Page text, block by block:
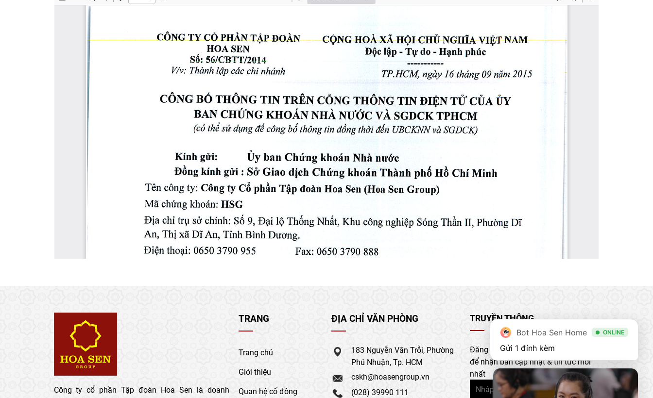
Công ty cổ phần Tập đoàn Hoa Sen là doanh
TRANG
Trang chủ
Giới thiệu
Quan hệ cổ đông
ĐỊA CHỈ VĂN PHÒNG
183 Nguyễn Văn Trỗi, Phường
Phú Nhuận, Tp. HCM
cskh@hoasengroup.vn
(028) 39990 111
TRUYỀN THÔNG
Đăng ký nhận bản tin của chúng tôi
để nhận bản cập nhật & tin tức mới
nhất
Bot Hoa Sen Home ONLINE
Gửi 1 đính kèm